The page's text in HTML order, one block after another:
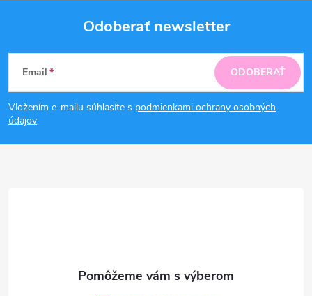
Z
á
p
Odoberať newsletter
Email
Vložením e-mailu súhlasíte s podmienkami ochrany osobných
údajov
ODOBERAŤ